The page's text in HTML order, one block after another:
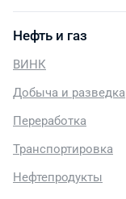
Нефть и газ
ВИНК
Добыча и разведка
Переработка
Транспортировка
Нефтепродукты